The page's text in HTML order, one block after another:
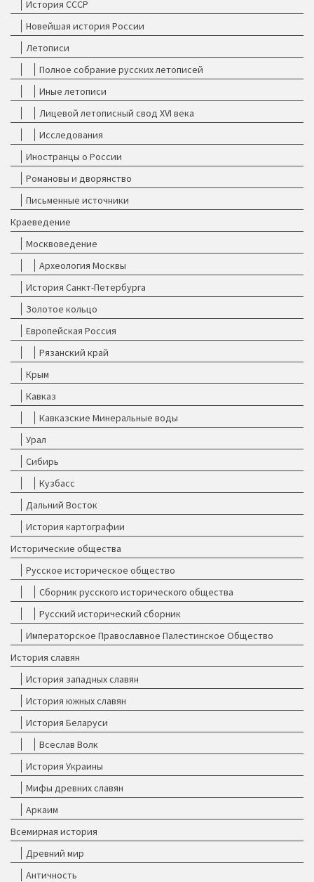
История СССР
Новейшая история России
Летописи
Полное собрание русских летописей
Иные летописи
Лицевой летописный свод XVI века
Исследования
Иностранцы о России
Романовы и дворянство
Письменные источники
Краеведение
Москвоведение
Археология Москвы
История Санкт-Петербурга
Золотое кольцо
Европейская Россия
Рязанский край
Крым
Кавказ
Кавказские Минеральные воды
Урал
Сибирь
Кузбасс
Дальний Восток
История картографии
Исторические общества
Русское историческое общество
Сборник русского исторического общества
Русский исторический сборник
Императорское Православное Палестинское Общество
История славян
История западных славян
История южных славян
История Беларуси
Всеслав Волк
История Украины
Мифы древних славян
Аркаим
Всемирная история
Древний мир
Античность